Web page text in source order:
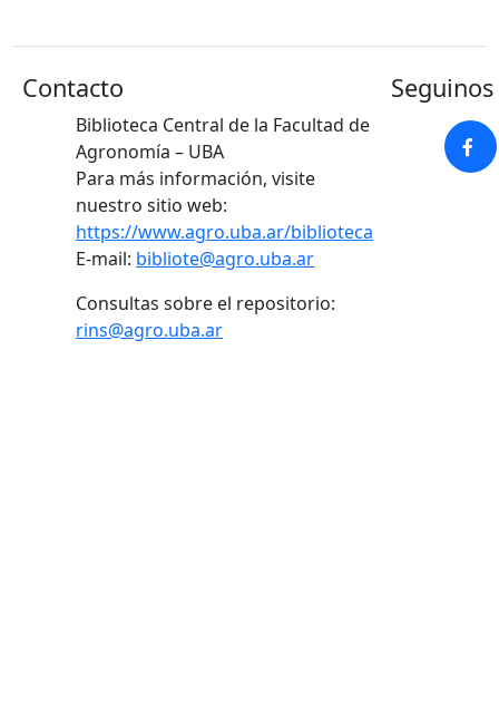
Contacto
Biblioteca Central de la Facultad de
Agronomía – UBA
Para más información, visite
nuestro sitio web:
https://www.agro.uba.ar/biblioteca
E-mail: bibliote@agro.uba.ar
Consultas sobre el repositorio:
rins@agro.uba.ar